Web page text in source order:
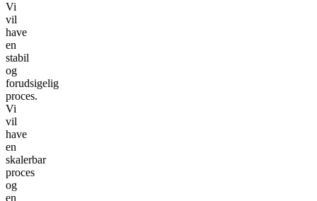
Vi
vil
have
en
stabil
og
forudsigelig
proces.
Vi
vil
have
en
skalerbar
proces
og
en